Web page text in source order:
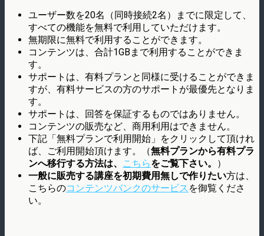
ユーザー数を20名（同時接続2名）までに限定して、
すべての機能を無料で利用していただけます。
無期限に無料で利用することができます。
コンテンツは、合計1GBまで利用することができま
す。
サポートは、有料プランと同様に受けることができま
すが、有料サービスの方のサポートが最優先となりま
す。
サポートは、回答を保証するものではありません。
コンテンツの販売など、商用利用はできません。
下記「無料プランで利用開始」をクリックして頂けれ
ば、ご利用開始頂けます。（無料プランから有料プラ
ンへ移行する方法は、
こちらをご覧下さい。
）
一般に販売する講座を初期費用無しで作りたい方は、
こちらのコンテンツバンクのサービス を御覧くださ
い。